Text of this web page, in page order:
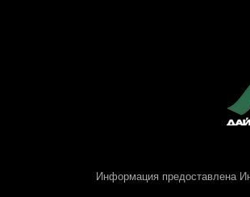
Информация предоставлена